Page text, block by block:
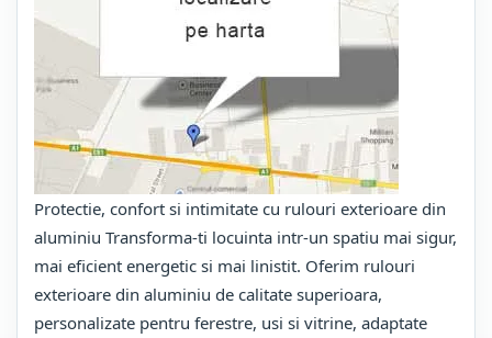
Protectie, confort si intimitate cu rulouri exterioare din
aluminiu Transforma-ti locuinta intr-un spatiu mai sigur,
mai eficient energetic si mai linistit. Oferim rulouri
exterioare din aluminiu de calitate superioara,
personalizate pentru ferestre, usi si vitrine, adaptate